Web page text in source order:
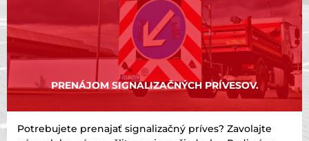
PRENÁJOM SIGNALIZAČNÝCH PRÍVESOV.
Potrebujete prenajať signalizačný príves? Zavolajte